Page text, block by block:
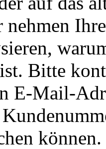
Bitte
E-Mail-
können.